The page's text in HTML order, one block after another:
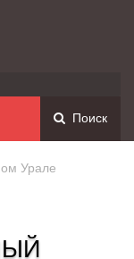
Поиск
Урале